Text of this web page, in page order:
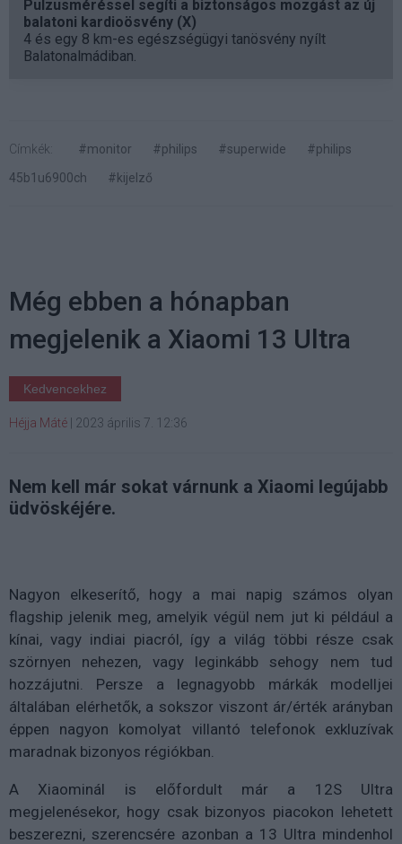
Pulzusméréssel segíti a biztonságos mozgást az új
balatoni kardioösvény (X)
4 és egy 8 km-es egészségügyi tanösvény nyílt
Balatonalmádiban.
Címkék: #monitor #philips #superwide
#philips
45b1u6900ch
#kijelző
Még ebben a hónapban
megjelenik a Xiaomi 13 Ultra
Kedvencekhez
Héjja Máté 2023 április 7. 12:36
Nem kell már sokat várnunk a Xiaomi legújabb
üdvöskéjére.
Nagyon elkeserítő, hogy a mai napig számos olyan
flagship jelenik meg, amelyik végül nem jut ki például a
kínai, vagy indiai piacról, így a világ többi része csak
szörnyen nehezen, vagy leginkább sehogy nem tud
hozzájutni. Persze a legnagyobb márkák modelljei
általában elérhetők, a sokszor viszont ár/érték arányban
éppen nagyon komolyat villantó telefonok exkluzívak
maradnak bizonyos régiókban.
A Xiaominál is előfordult már a 12S Ultra
megjelenésekor, hogy csak bizonyos piacokon lehetett
beszerezni, szerencsére azonban a 13 Ultra mindenhol